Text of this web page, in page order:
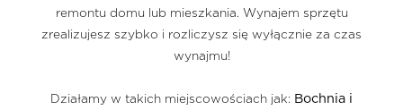
remontu domu lub mieszkania. Wynajem sprzętu
zrealizujesz szybko i rozliczysz się wyłącznie za czas
wynajmu!
Działamy w takich miejscowościach jak: Bochnia i